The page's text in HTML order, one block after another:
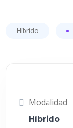
Híbrido
Modalidad
Híbrido